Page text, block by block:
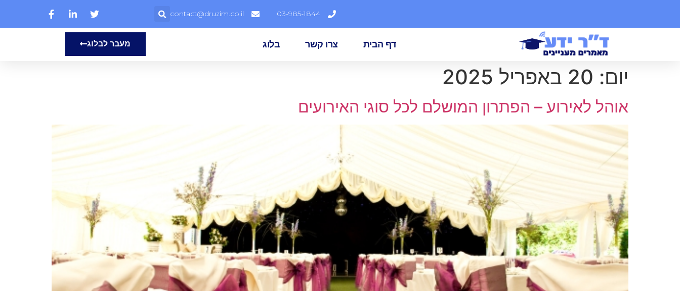
03-985-1844
contact@druzim.co.il
דף הבית צרו קשר בלוג מעבר לבלוג
יום: 20 באפריל 2025
אוהל לאירוע – הפתרון המושלם לכל סוגי האירועים